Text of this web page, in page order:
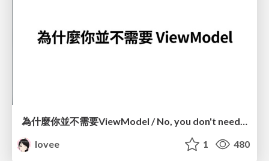
為什麼你並不需要ViewModel / No, you don't need a ViewModel
lovee
1 480